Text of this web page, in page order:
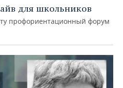
для школьников
профориентационный форум